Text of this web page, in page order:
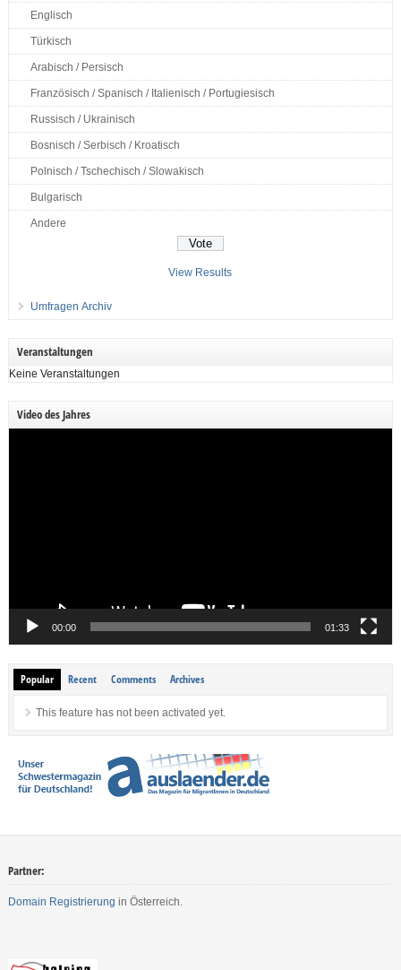
Englisch
Türkisch
Arabisch / Persisch
Französisch / Spanisch / Italienisch / Portugiesisch
Russisch / Ukrainisch
Bosnisch / Serbisch / Kroatisch
Polnisch / Tschechisch / Slowakisch
Bulgarisch
Andere
View Results
Umfragen Archiv
Veranstaltungen
Keine Veranstaltungen
Video des Jahres
00:00 01:33
Popular Recent Comments Archives
This feature has not been activated yet.
Partner:
Domain Registrierung in Österreich.